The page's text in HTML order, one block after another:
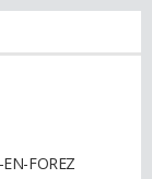
FOREZ